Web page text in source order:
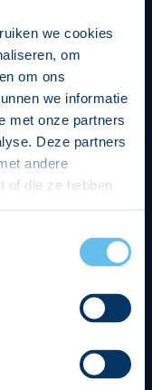
we cookies
om
om ons
we informatie
met onze partners
Deze partners
andere
of die ze hebben
je toestemming
pagina.